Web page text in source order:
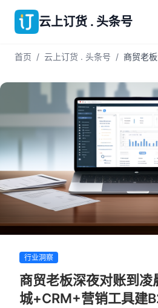
云上订货 . 头条号
首页 / 云上订货 . 头条号 / 商贸老
行业洞察
商贸老板深夜对账到凌
城+CRM+营销工具建